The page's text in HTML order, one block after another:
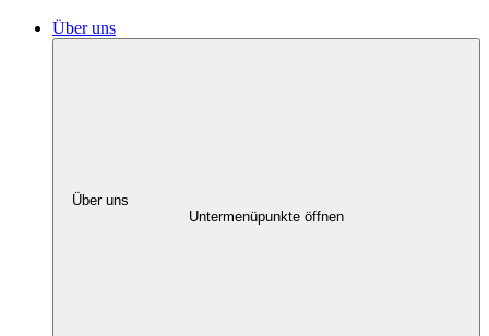
Über uns
Über uns
Untermenüpunkte öffnen